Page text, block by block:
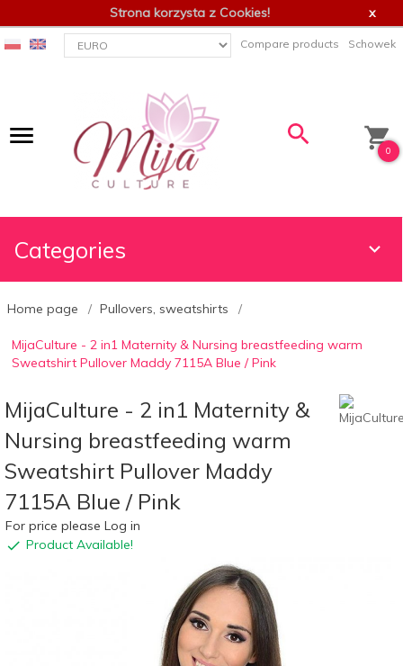
Strona korzysta z Cookies! x
currency_h Compare products Schowek
0
Categories
Home page Pullovers, sweatshirts
MijaCulture - 2 in1 Maternity & Nursing breastfeeding warm
Sweatshirt Pullover Maddy 7115A Blue / Pink
MijaCulture - 2 in1 Maternity &
Nursing breastfeeding warm
Sweatshirt Pullover Maddy
7115A Blue / Pink
For price please Log in
Product Available!